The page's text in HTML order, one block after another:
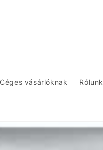
Céges vásárlóknak Rólunk